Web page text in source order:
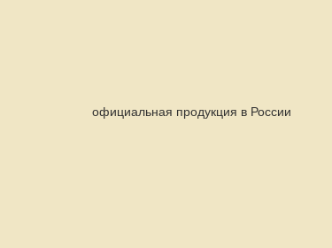
официальная продукция в России